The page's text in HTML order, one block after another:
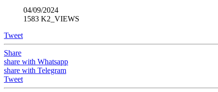
04/09/2024
1583 K2_VIEWS
Tweet
Share
share with Whatsapp
share with Telegram
Tweet